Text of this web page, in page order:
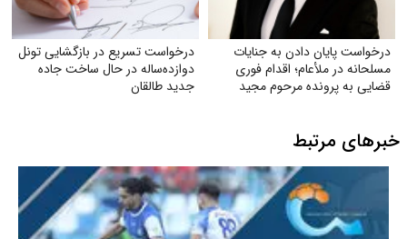
درخواست پایان دادن به جنایات
مسلحانه در ملأعام؛ اقدام فوری
قضایی به پرونده مرحوم مجید
درخواست تسریع در بازگشایی تونل
دوازده‌ساله در حال ساخت جاده
جدید طالقان
خبرهای مرتبط